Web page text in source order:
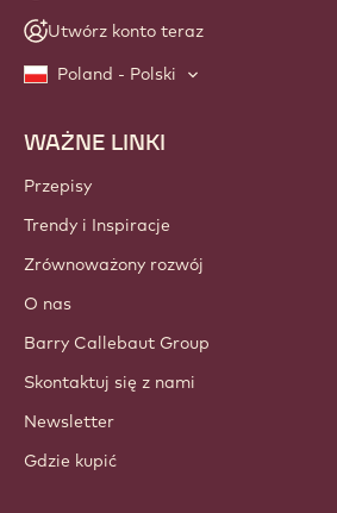
Utwórz konto teraz
Poland - Polski
Footer
Callebaut
WAŻNE LINKI
Przepisy
Trendy i Inspiracje
Zrównoważony rozwój
O nas
Barry Callebaut Group
Skontaktuj się z nami
Newsletter
Gdzie kupić